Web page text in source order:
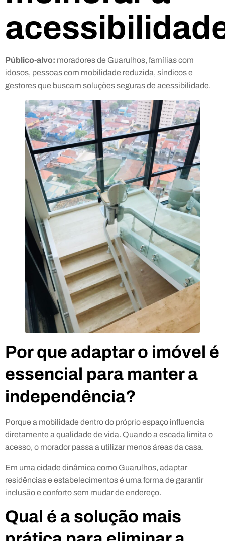
Público-alvo: moradores de Guarulhos, famílias com
idosos, pessoas com mobilidade reduzida, síndicos e
gestores que buscam soluções seguras de acessibilidade.
Por que adaptar o imóvel é
essencial para manter a
independência?
Porque a mobilidade dentro do próprio espaço influencia
diretamente a qualidade de vida. Quando a escada limita o
acesso, o morador passa a utilizar menos áreas da casa.
Em uma cidade dinâmica como Guarulhos, adaptar
residências e estabelecimentos é uma forma de garantir
inclusão e conforto sem mudar de endereço.
Qual é a solução mais